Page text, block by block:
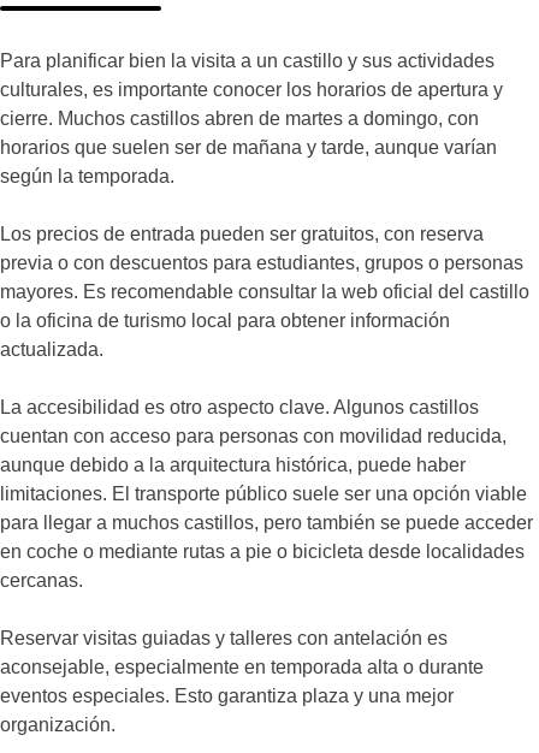
Para planificar bien la visita a un castillo y sus actividades
culturales, es importante conocer los horarios de apertura y
cierre. Muchos castillos abren de martes a domingo, con
horarios que suelen ser de mañana y tarde, aunque varían
según la temporada.
Los precios de entrada pueden ser gratuitos, con reserva
previa o con descuentos para estudiantes, grupos o personas
mayores. Es recomendable consultar la web oficial del castillo
o la oficina de turismo local para obtener información
actualizada.
La accesibilidad es otro aspecto clave. Algunos castillos
cuentan con acceso para personas con movilidad reducida,
aunque debido a la arquitectura histórica, puede haber
limitaciones. El transporte público suele ser una opción viable
para llegar a muchos castillos, pero también se puede acceder
en coche o mediante rutas a pie o bicicleta desde localidades
cercanas.
Reservar visitas guiadas y talleres con antelación es
aconsejable, especialmente en temporada alta o durante
eventos especiales. Esto garantiza plaza y una mejor
organización.